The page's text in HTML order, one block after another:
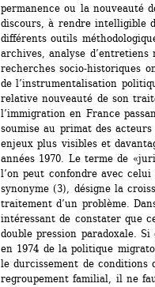
permanence ou la nouveauté
discours, à rendre intelligible
différents outils
archives, analyse
recherches socio-historiques
de l’instrumentalisation
relative nouveauté de son
l’immigration en France
soumise au primat des
enjeux plus visibles et
années 1970. Le terme de
l’on peut confondre avec
synonyme (3), désigne la
traitement d’un problème.
intéressant de constater que
double pression paradoxale.
en 1974 de la politique
le durcissement de conditions
regroupement familial, il ne